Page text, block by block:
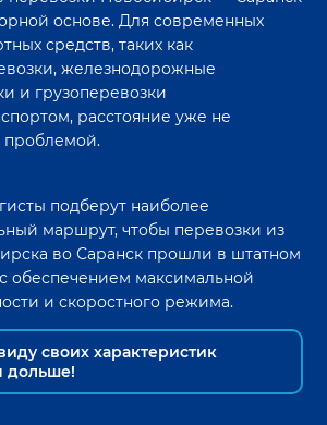
основе. Для современных
средств, таких как
железнодорожные
и грузоперевозки
расстояние уже не
проблемой.
подберут наиболее
маршрут, чтобы перевозки из
воСаранск прошли в штатном
обеспечением максимальной
и скоростного режима.
своих характеристик
дольше!